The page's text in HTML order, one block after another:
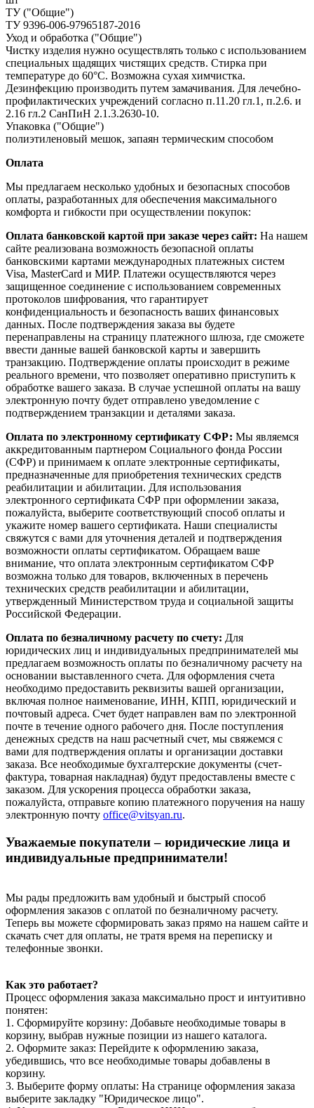
ТУ ("Общие")
ТУ 9396-006-97965187-2016
Уход и обработка ("Общие")
Чистку изделия нужно осуществлять только с использованием
специальных щадящих чистящих средств. Стирка при
температуре до 60°С. Возможна сухая химчистка.
Дезинфекцию производить путем замачивания. Для лечебно-
профилактических учреждений согласно п.11.20 гл.1, п.2.6. и
2.16 гл.2 СанПиН 2.1.3.2630-10.
Упаковка ("Общие")
полиэтиленовый мешок, запаян термическим способом
Оплата
Мы предлагаем несколько удобных и безопасных способов
оплаты, разработанных для обеспечения максимального
комфорта и гибкости при осуществлении покупок:
Оплата банковской картой при заказе через сайт: На нашем
сайте реализована возможность безопасной оплаты
банковскими картами международных платежных систем
Visa, MasterCard и МИР. Платежи осуществляются через
защищенное соединение с использованием современных
протоколов шифрования, что гарантирует
конфиденциальность и безопасность ваших финансовых
данных. После подтверждения заказа вы будете
перенаправлены на страницу платежного шлюза, где сможете
ввести данные вашей банковской карты и завершить
транзакцию. Подтверждение оплаты происходит в режиме
реального времени, что позволяет оперативно приступить к
обработке вашего заказа. В случае успешной оплаты на вашу
электронную почту будет отправлено уведомление с
подтверждением транзакции и деталями заказа.
Оплата по электронному сертификату СФР: Мы являемся
аккредитованным партнером Социального фонда России
(СФР) и принимаем к оплате электронные сертификаты,
предназначенные для приобретения технических средств
реабилитации и абилитации. Для использования
электронного сертификата СФР при оформлении заказа,
пожалуйста, выберите соответствующий способ оплаты и
укажите номер вашего сертификата. Наши специалисты
свяжутся с вами для уточнения деталей и подтверждения
возможности оплаты сертификатом. Обращаем ваше
внимание, что оплата электронным сертификатом СФР
возможна только для товаров, включенных в перечень
технических средств реабилитации и абилитации,
утвержденный Министерством труда и социальной защиты
Российской Федерации.
Оплата по безналичному расчету по счету: Для
юридических лиц и индивидуальных предпринимателей мы
предлагаем возможность оплаты по безналичному расчету на
основании выставленного счета. Для оформления счета
необходимо предоставить реквизиты вашей организации,
включая полное наименование, ИНН, КПП, юридический и
почтовый адреса. Счет будет направлен вам по электронной
почте в течение одного рабочего дня. После поступления
денежных средств на наш расчетный счет, мы свяжемся с
вами для подтверждения оплаты и организации доставки
заказа. Все необходимые бухгалтерские документы (счет-
фактура, товарная накладная) будут предоставлены вместе с
заказом. Для ускорения процесса обработки заказа,
пожалуйста, отправьте копию платежного поручения на нашу
электронную почту office@vitsyan.ru.
Уважаемые покупатели – юридические лица и
индивидуальные предприниматели!
Мы рады предложить вам удобный и быстрый способ
оформления заказов с оплатой по безналичному расчету.
Теперь вы можете сформировать заказ прямо на нашем сайте и
скачать счет для оплаты, не тратя время на переписку и
телефонные звонки.
Как это работает?
Процесс оформления заказа максимально прост и интуитивно
понятен:
1. Сформируйте корзину: Добавьте необходимые товары в
корзину, выбрав нужные позиции из нашего каталога.
2. Оформите заказ: Перейдите к оформлению заказа,
убедившись, что все необходимые товары добавлены в
корзину.
3. Выберите форму оплаты: На странице оформления заказа
выберите закладку "Юридическое лицо".